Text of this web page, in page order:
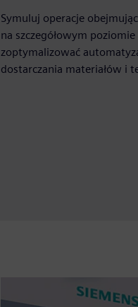
Symuluj operacje
na szczegółowym
zoptymalizować
dostarczania materiałów i